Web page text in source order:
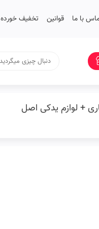
با ما قوانین تخفیف خورده
+ لوازم یدکی اصل